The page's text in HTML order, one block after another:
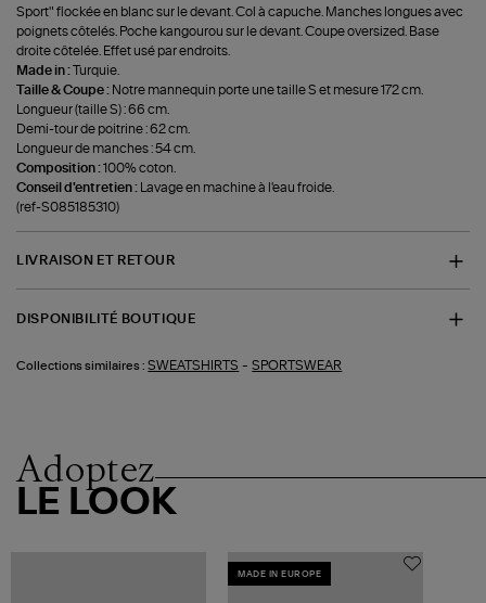
Sport" flockée en blanc sur le devant. Col à capuche. Manches longues avec
poignets côtelés. Poche kangourou sur le devant. Coupe oversized. Base
droite côtelée. Effet usé par endroits.
Made in :Turquie.
Taille & Coupe : Notre mannequin porte une taille S et mesure 172 cm.
Longueur (taille S) : 66 cm.
Demi-tour de poitrine : 62 cm.
Longueur de manches : 54 cm.
Composition :100% coton.
Conseil d'entretien :
Lavage en machine à l'eau froide.
(ref-S085185310)
LIVRAISON ET RETOUR
DISPONIBILITÉ BOUTIQUE
Collections similaires : SWEATSHIRTS -SPORTSWEAR
Adoptez
LE LOOK
MADE IN EUROPE